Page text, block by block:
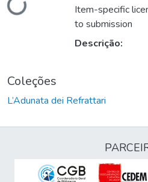
Carregando...
Item-specific
to submission
Descrição:
Coleções
L’Adunata dei Refrattari